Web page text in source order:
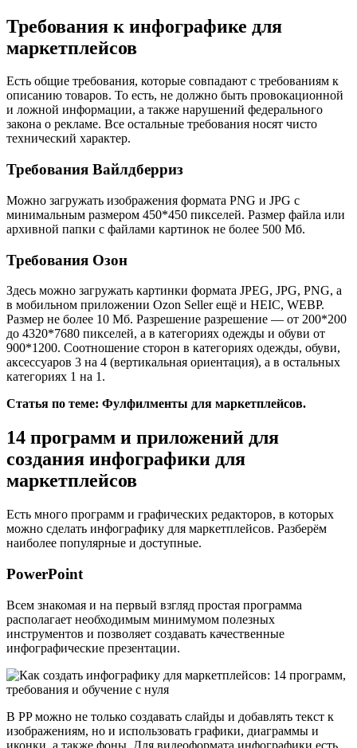
Требования к инфографике для
маркетплейсов
Есть общие требования, которые совпадают с требованиям к
описанию товаров. То есть, не должно быть провокационной
и ложной информации, а также нарушений федерального
закона о рекламе. Все остальные требования носят чисто
технический характер.
Требования Вайлдберриз
Можно загружать изображения формата PNG и JPG с
минимальным размером 450*450 пикселей. Размер файла или
архивной папки с файлами картинок не более 500 Мб.
Требования Озон
Здесь можно загружать картинки формата JPEG, JPG, PNG, а
в мобильном приложении Ozon Seller ещё и HEIC, WEBP.
Размер не более 10 Мб. Разрешение разрешение — от 200*200
до 4320*7680 пикселей, а в категориях одежды и обуви от
900*1200. Соотношение сторон в категориях одежды, обуви,
аксессуаров 3 на 4 (вертикальная ориентация), а в остальных
категориях 1 на 1.
Статья по теме: Фулфилменты для маркетплейсов.
14 программ и приложений для
создания инфографики для
маркетплейсов
Есть много программ и графических редакторов, в которых
можно сделать инфографику для маркетплейсов. Разберём
наиболее популярные и доступные.
PowerPoint
Всем знакомая и на первый взгляд простая программа
располагает необходимым минимумом полезных
инструментов и позволяет создавать качественные
инфографические презентации.
В PP можно не только создавать слайды и добавлять текст к
изображениям, но и использовать графики, диаграммы и
иконки, а также фоны. Для видеоформата инфографики есть